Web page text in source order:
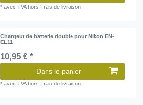
*avec TVAhors Frais de livraison
Chargeur de batterie double pour Nikon EN-
EL11
10,95 € *
Dans le panier
*avec TVAhors Frais de livraison